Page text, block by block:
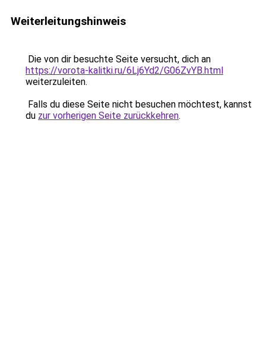
Weiterleitungshinweis
Die von dir besuchte Seite versucht, dich an
https://vorota-kalitki.ru/6Lj6Yd2/G06ZvYB.html
weiterzuleiten.
Falls du diese Seite nicht besuchen möchtest, kannst
du zur vorherigen Seite zurückkehren.